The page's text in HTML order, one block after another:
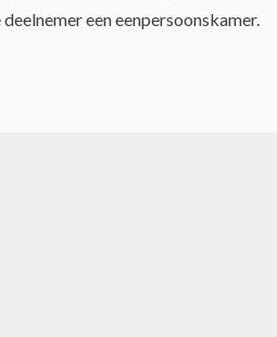
een eenpersoonskamer.